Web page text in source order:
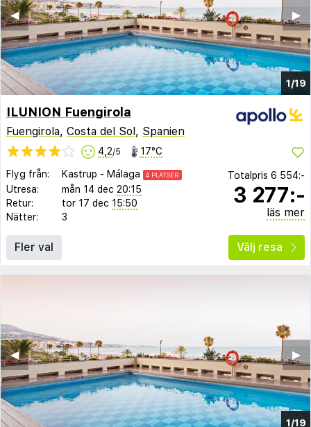
1/19
▶︎
◀︎
ILUNION Fuengirola
Fuengirola, Costa del Sol, Spanien
4,2/5 17°C
Flyg från: Kastrup - Málaga 4 PLATSER
Utresa: mån 14 dec 20:15
Retur:
tor 17 dec 15:50
Nätter:
3
Totalpris 6 554:-
3 277:-
läs mer
Fler val Välj resa
1/19
▶︎
◀︎